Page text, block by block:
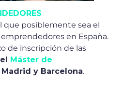
que posiblemente sea el
en España.
de inscripción de las
Máster de
Madrid y Barcelona.